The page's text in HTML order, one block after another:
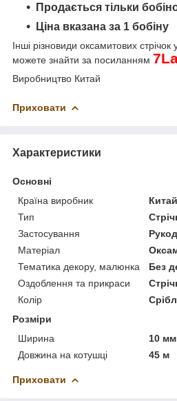
Продається тільки
Ціна вказана за 1 бобіну
Інші різновиди оксамитових стрічок
можете знайти за посиланням 7
Виробництво Китай
Приховати
Характеристики
Основні
Країна виробник
Китай
Тип
Застосування
Матеріал
Тематика декору, малюнка
Без
Оздоблення та прикраси
Колір
Розміри
Ширина
10 мм
Довжина на котушці
45 м
Приховати